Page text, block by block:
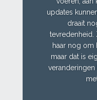
updates
draait
tevredenheid.
haar nog om
maar dat is